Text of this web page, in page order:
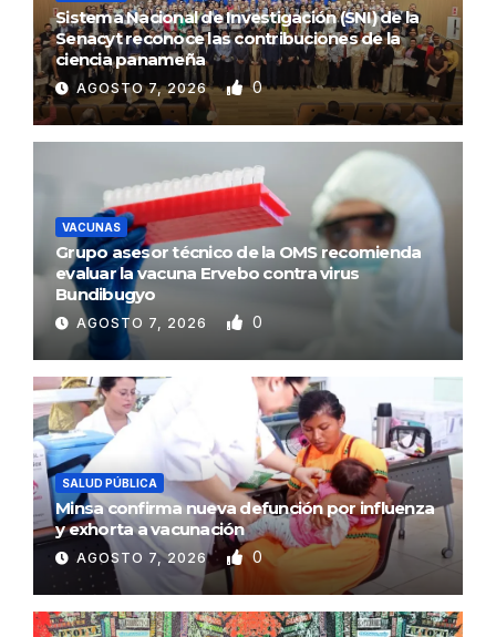
Sistema Nacional de Investigación (SNI) de la
Senacyt reconoce las contribuciones de la
ciencia panameña
AGOSTO 7, 2026 0
VACUNAS
Grupo asesor técnico de la OMS recomienda
evaluar la vacuna Ervebo contra virus
Bundibugyo
AGOSTO 7, 2026 0
SALUD PÚBLICA
Minsa confirma nueva defunción por influenza
y exhorta a vacunación
AGOSTO 7, 2026 0